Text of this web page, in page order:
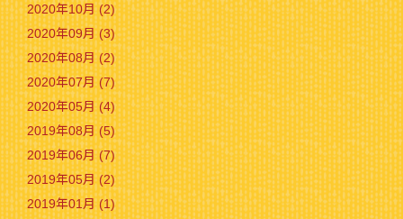
2020年10月 (2)
2020年09月 (3)
2020年08月 (2)
2020年07月 (7)
2020年05月 (4)
2019年08月 (5)
2019年06月 (7)
2019年05月 (2)
2019年01月 (1)